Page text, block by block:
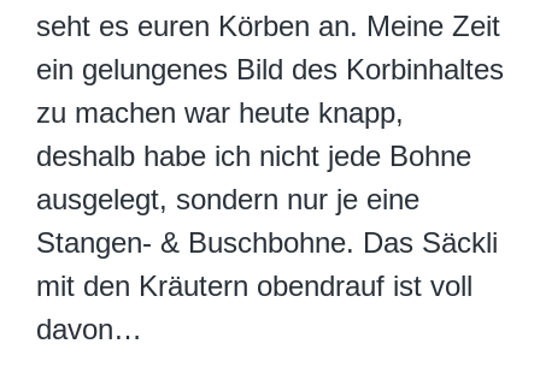
seht es euren Körben an. Meine Zeit
ein gelungenes Bild des Korbinhaltes
zu machen war heute knapp,
deshalb habe ich nicht jede Bohne
ausgelegt, sondern nur je eine
Stangen- & Buschbohne. Das Säckli
mit den Kräutern obendrauf ist voll
davon…